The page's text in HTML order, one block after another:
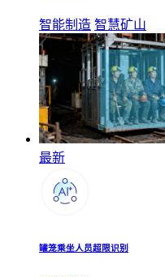
智能制造 智慧矿山
最新
罐笼乘坐人员超限识别